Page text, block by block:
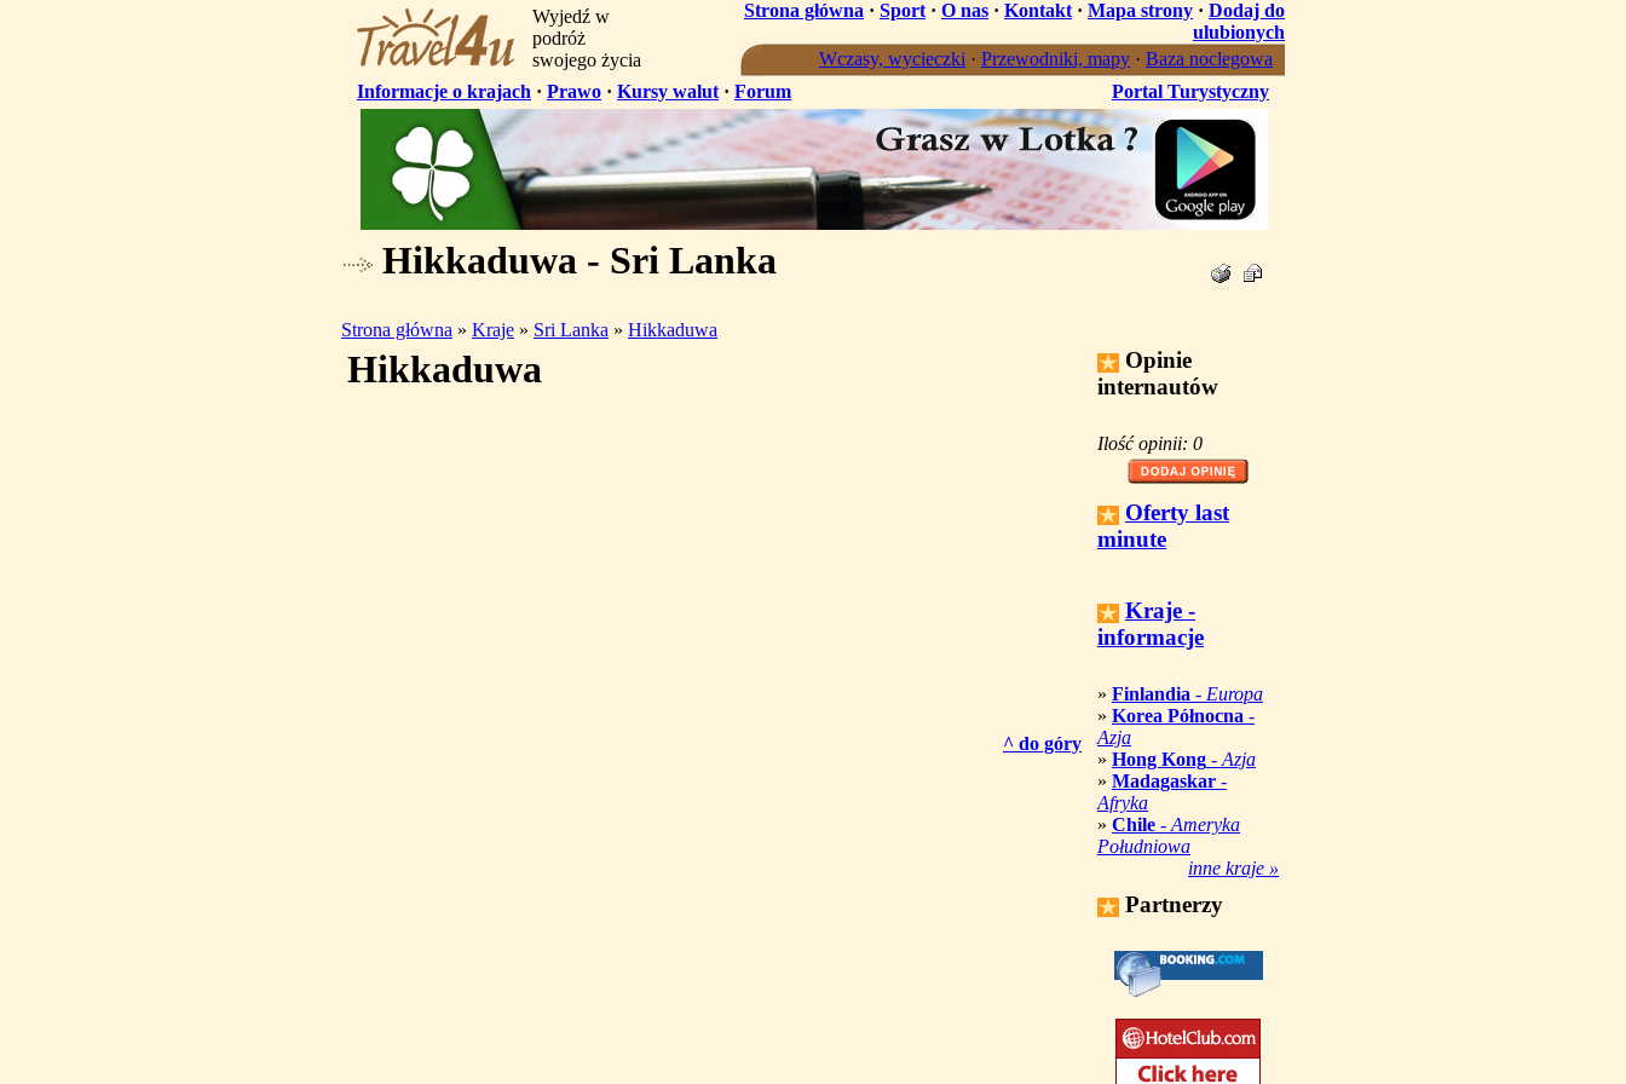
Wyjedź w
podróż
swojego życia
Strona główna · Sport · O nas · Kontakt · Mapa strony · Dodaj do
ulubionych
Wczasy, wycieczki · Przewodniki, mapy · Baza noclegowa
Informacje o krajach · Prawo · Kursy walut · Forum Portal Turystyczny
Hikkaduwa - Sri Lanka
Strona główna » Kraje » Sri Lanka » Hikkaduwa
Hikkaduwa
^ do góry
Opinie
internautów
Ilość opinii: 0
Oferty last
minute
Kraje -
informacje
» Finlandia - Europa
» Korea Północna -
Azja
» Hong Kong - Azja
» Madagaskar -
Afryka
» Chile - Ameryka
Południowa
inne kraje »
Partnerzy